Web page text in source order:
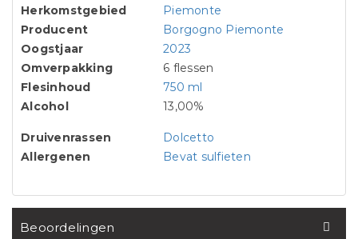
Herkomstgebied
Piemonte
Producent
Borgogno Piemonte
Oogstjaar
2023
Omverpakking
6 flessen
Flesinhoud
750 ml
Alcohol
13,00%
Druivenrassen
Dolcetto
Allergenen
Bevat sulfieten
Beoordelingen